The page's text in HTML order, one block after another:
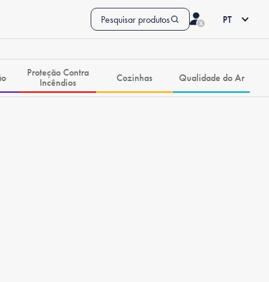
Pesquisar produtos PT
Proteção Contra
Incêndios
Cozinhas Qualidade do Ar